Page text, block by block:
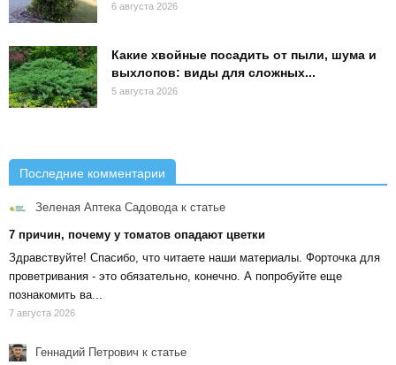
6 августа 2026
Какие хвойные посадить от пыли, шума и
выхлопов: виды для сложных...
5 августа 2026
Последние комментарии
Зеленая Аптека Садоводак статье
7 причин, почему у томатов опадают цветки
Здравствуйте! Спасибо, что читаете наши материалы. Форточка для
проветривания - это обязательно, конечно. А попробуйте еще
познакомить ва...
7 августа 2026
Геннадий Петрович к статье